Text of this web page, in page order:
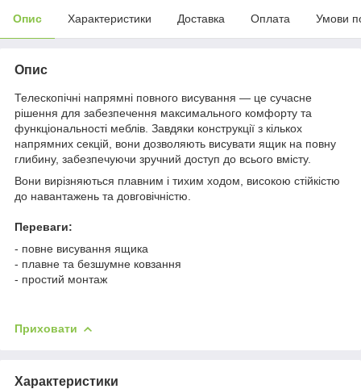
Опис Характеристики Доставка Оплата Умови
Опис
Телескопічні напрямні повного висування — це сучасне
рішення для забезпечення максимального комфорту та
функціональності меблів. Завдяки конструкції з кількох
напрямних секцій, вони дозволяють висувати ящик на повну
глибину, забезпечуючи зручний доступ до всього вмісту.
Вони вирізняються плавним і тихим ходом, високою стійкістю
до навантажень та довговічністю.
Переваги:
- повне висування ящика
- плавне та безшумне ковзання
- простий монтаж
Приховати
Характеристики